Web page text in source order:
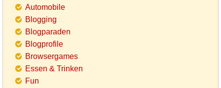
Automobile
Blogging
Blogparaden
Blogprofile
Browsergames
Essen & Trinken
Fun